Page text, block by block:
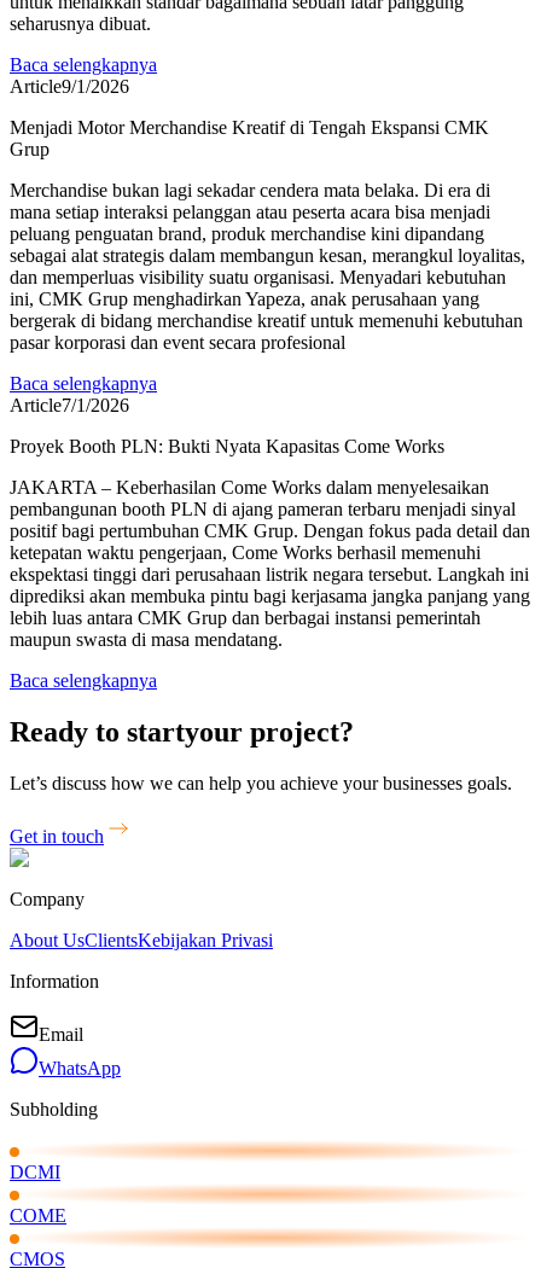
seharusnya dibuat.
Baca selengkapnya
Article9/1/2026
Menjadi Motor Merchandise Kreatif di Tengah Ekspansi CMK
Grup
Merchandise bukan lagi sekadar cendera mata belaka. Di era di
mana setiap interaksi pelanggan atau peserta acara bisa menjadi
peluang penguatan brand, produk merchandise kini dipandang
sebagai alat strategis dalam membangun kesan, merangkul loyalitas,
dan memperluas visibility suatu organisasi. Menyadari kebutuhan
ini, CMK Grup menghadirkan Yapeza, anak perusahaan yang
bergerak di bidang merchandise kreatif untuk memenuhi kebutuhan
pasar korporasi dan event secara profesional
Baca selengkapnya
Article7/1/2026
Proyek Booth PLN: Bukti Nyata Kapasitas Come Works
JAKARTA – Keberhasilan Come Works dalam menyelesaikan
pembangunan booth PLN di ajang pameran terbaru menjadi sinyal
positif bagi pertumbuhan CMK Grup. Dengan fokus pada detail dan
ketepatan waktu pengerjaan, Come Works berhasil memenuhi
ekspektasi tinggi dari perusahaan listrik negara tersebut. Langkah ini
diprediksi akan membuka pintu bagi kerjasama jangka panjang yang
lebih luas antara CMK Grup dan berbagai instansi pemerintah
maupun swasta di masa mendatang.
Baca selengkapnya
Ready to startyour project?
Let’s discuss how we can help you achieve your businesses goals.
Get in touch
Company
About UsClientsKebijakan Privasi
Information
Email
WhatsApp
Subholding
DCMI
COME
CMOS